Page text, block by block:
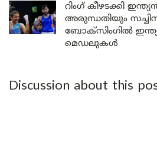
റിംഗ് കീഴടക്കി
അരുന്ധതിയും
ബോക്സിംഗിൽ ഇന്ത്യ
മെഡലുകൾ
Discussion about this